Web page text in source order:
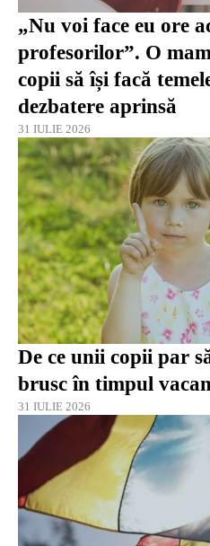
„Nu voi face eu ore
profesorilor”. O
copii să își facă
dezbatere aprinsă
31 IULIE 2026
De ce unii copii par
brusc în timpul
31 IULIE 2026